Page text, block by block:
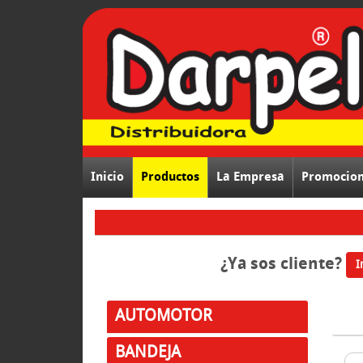
Inicio Productos La Empresa
¿Ya sos cliente?
AUTOMOTOR
BANDEJA
Compra ONLINE